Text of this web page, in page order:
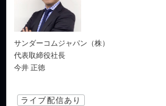
サンダーコムジャパン（株）
代表取締役社長
今井 正徳
ライブ配信あり